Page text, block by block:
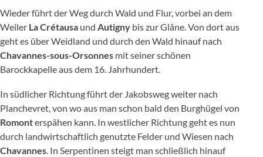
Wieder führt der Weg durch Wald und Flur, vorbei an dem
Weiler La Crétausa und Autigny bis zur Glâne. Von dort aus
geht es über Weidland und durch den Wald hinauf nach
Chavannes-sous-Orsonnes mit seiner schönen
Barockkapelle aus dem 16. Jahrhundert.
In südlicher Richtung führt der Jakobsweg weiter nach
Planchevret, von wo aus man schon bald den Burghügel von
Romonterspähen kann. In westlicher Richtung geht es nun
durch landwirtschaftlich genutzte Felder und Wiesen nach
Chavannes. In Serpentinen steigt man schließlich hinauf